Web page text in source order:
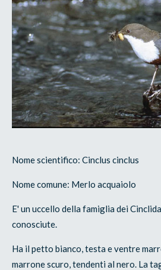
Nome scientifico: Cinclus cinclus
Nome comune: Merlo acquaiolo
E' un uccello della famiglia dei
conosciute.
Ha il petto bianco, testa e ventre
marrone scuro, tendenti al nero. La